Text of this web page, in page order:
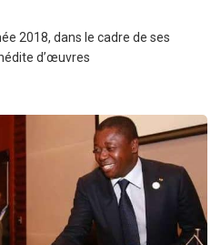
2018, dans le cadre de ses
d’œuvres